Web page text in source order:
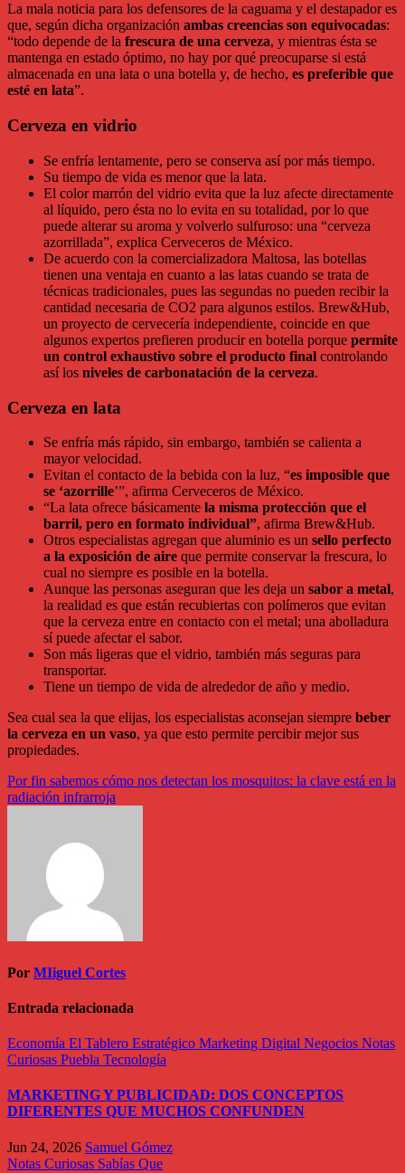
La mala noticia para los defensores de la caguama y el destapador es
que, según dicha organización ambas creencias son equivocadas:
“todo depende de la frescura de una cerveza, y mientras ésta se
mantenga en estado óptimo, no hay por qué preocuparse si está
almacenada en una lata o una botella y, de hecho, es preferible que
esté en lata”.
Cerveza en vidrio
Se enfría lentamente, pero se conserva así por más tiempo.
Su tiempo de vida es menor que la lata.
El color marrón del vidrio evita que la luz afecte directamente
al líquido, pero ésta no lo evita en su totalidad, por lo que
puede alterar su aroma y volverlo sulfuroso: una “cerveza
azorrillada”, explica Cerveceros de México.
De acuerdo con la comercializadora Maltosa, las botellas
tienen una ventaja en cuanto a las latas cuando se trata de
técnicas tradicionales, pues las segundas no pueden recibir la
cantidad necesaria de CO2 para algunos estilos. Brew&Hub,
un proyecto de cervecería independiente, coincide en que
algunos expertos prefieren producir en botella porque permite
un control exhaustivo sobre el producto final controlando
así los niveles de carbonatación de la cerveza.
Cerveza en lata
Se enfría más rápido, sin embargo, también se calienta a
mayor velocidad.
Evitan el contacto de la bebida con la luz, “es imposible que
se ‘azorrille’”, afirma Cerveceros de México.
“La lata ofrece básicamente la misma protección que el
barril, pero en formato individual”, afirma Brew&Hub.
Otros especialistas agregan que aluminio es un sello perfecto
a la exposición de aire que permite conservar la frescura, lo
cual no siempre es posible en la botella.
Aunque las personas aseguran que les deja un sabor a metal,
la realidad es que están recubiertas con polímeros que evitan
que la cerveza entre en contacto con el metal; una abolladura
sí puede afectar el sabor.
Son más ligeras que el vidrio, también más seguras para
transportar.
Tiene un tiempo de vida de alrededor de año y medio.
Sea cual sea la que elijas, los especialistas aconsejan siempre beber
la cerveza en un vaso, ya que esto permite percibir mejor sus
propiedades.
Navegación
de
Por fin sabemos cómo nos detectan los mosquitos: la clave está en la
radiación infrarroja
Por MIiguel Cortes
Entrada relacionada
Economía El Tablero Estratégico Marketing Digital Negocios Notas
Curiosas Puebla Tecnología
MARKETING Y PUBLICIDAD: DOS CONCEPTOS
DIFERENTES QUE MUCHOS CONFUNDEN
Jun 24, 2026 Samuel Gómez
Notas Curiosas Sabías Que